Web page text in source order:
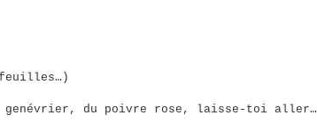
genévrier, du poivre rose, laisse-toi aller…